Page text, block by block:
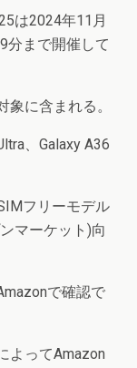
は2024年11月
分まで開催して
に含まれる。
、Galaxy A36
フリーモデル
マーケット)向
で確認で
よってAmazon